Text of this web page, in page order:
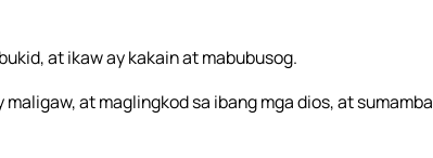
at ikaw ay kakain at mabubusog.
at maglingkod sa ibang mga dios, at sumamba